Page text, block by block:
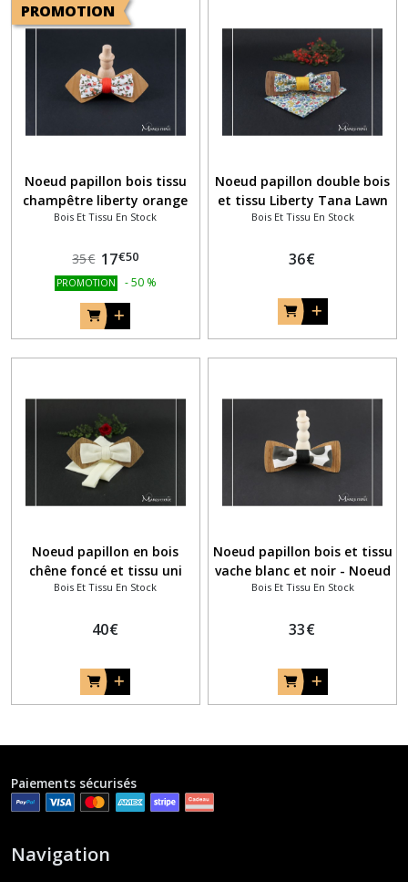
PROMOTION
Noeud papillon bois tissu
champêtre liberty orange
rouge vert
Bois Et Tissu En Stock
35€ 17€50
PROMOTION -50 %
Noeud papillon double bois
et tissu Liberty Tana Lawn
Ava multicolore et fil
Bois Et Tissu En Stock
36€
Noeud papillon en bois
chêne foncé et tissu uni
crème
Bois Et Tissu En Stock
40€
Noeud papillon bois et tissu
vache blanc et noir - Noeud
papillon pour agriculteur
Bois Et Tissu En Stock
33€
Paiements sécurisés
Navigation